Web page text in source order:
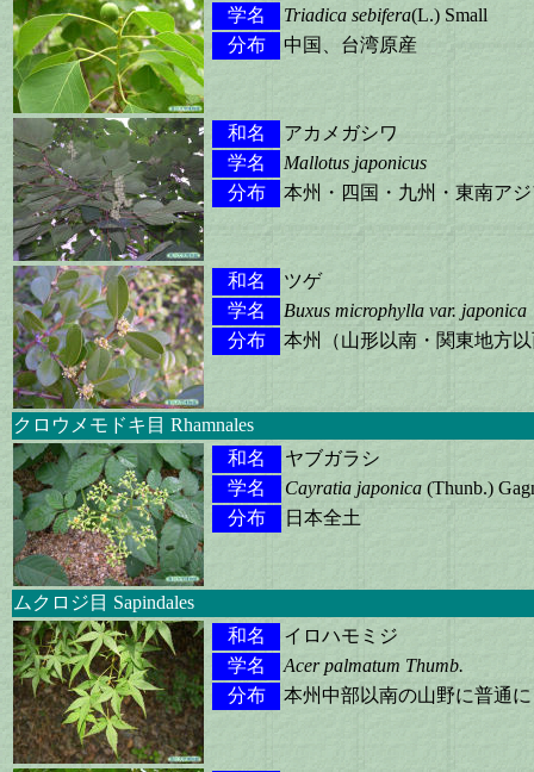
学名 Triadica sebifera(L.) Small
分布
中国、台湾原産
和名
アカメガシワ
学名
Mallotus japonicus
分布
本州・四国・九州・東南ア
和名
ツゲ
学名
Buxus microphylla var. japonica
分布
本州（山形以南・関東地方
クロウメモドキ目 Rhamnales
和名
ヤブガラシ
学名
Cayratia japonica (Thunb.)
分布
日本全土
ムクロジ目 Sapindales
和名
イロハモミジ
学名
Acer palmatum Thumb.
分布
本州中部以南の山野に普通